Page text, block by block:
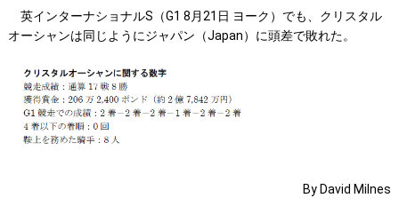
英インターナショナルS（G1 8月21日 ヨーク）でも、クリスタル
オーシャンは同じようにジャパン（Japan）に頭差で敗れた。
By David Milnes